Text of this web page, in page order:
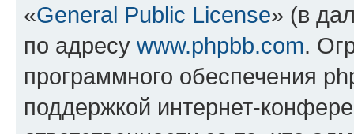
«General Public License» (в
по адресу www.phpbb.com.
программного обеспечения
поддержкой интернет-